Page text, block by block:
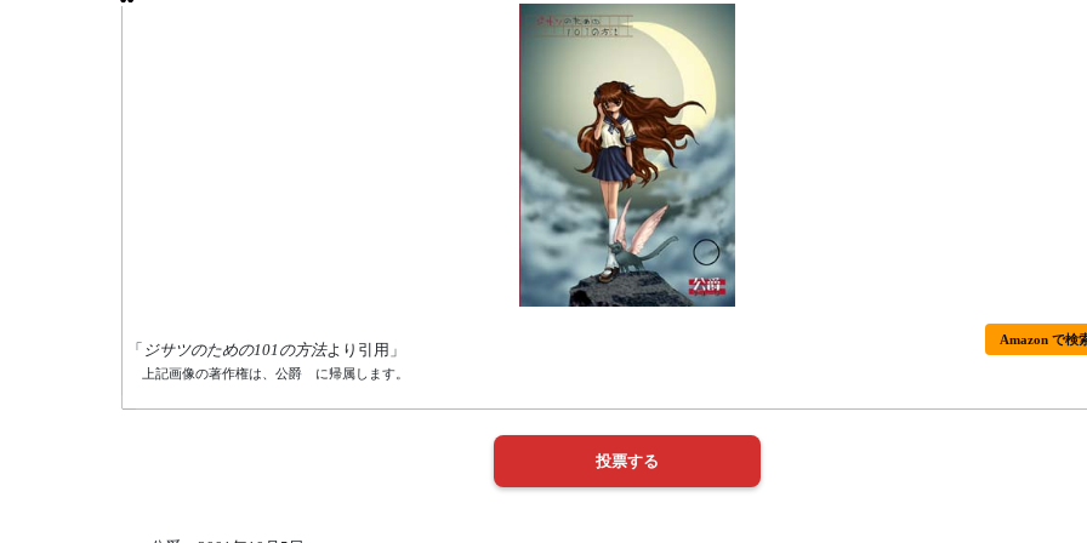
「 ジサツのための101の方法より引用」
上記画像の著作権は、公爵 に帰属します。
Amazon で検